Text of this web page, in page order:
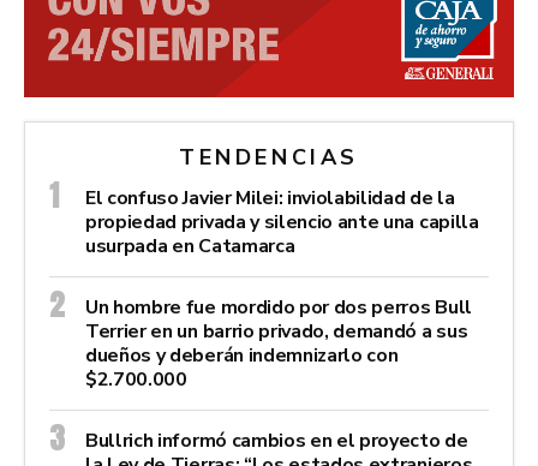
TENDENCIAS
El confuso Javier Milei: inviolabilidad de la
propiedad privada y silencio ante una capilla
usurpada en Catamarca
Un hombre fue mordido por dos perros Bull
Terrier en un barrio privado, demandó a sus
dueños y deberán indemnizarlo con
$2.700.000
Bullrich informó cambios en el proyecto de